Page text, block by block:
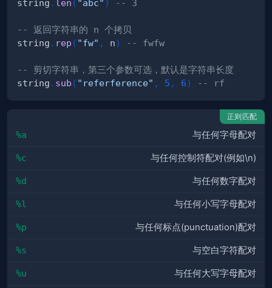
string . len ( "abc" ) -- 3
-- 返回字符串的 n 个拷贝
string . rep ( "fw" , n) -- fwfw
-- 剪切字符串，第三个参数可选，默认是字符串长度
string . sub ( "referference" , 5 , 6) -- rf
正则匹配
%a 与任何字母配对
%c 与任何控制符配对(例如\n)
%d 与任何数字配对
%l 与任何小写字母配对
%p 与任何标点(punctuation)配对
%s 与空白字符配对
%u 与任何大写字母配对